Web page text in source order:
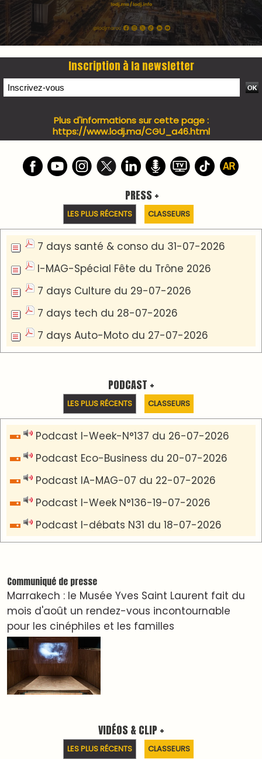
I-MAG-Spécial Fête du Trône 2026
7 days Culture du 29-07-2026
7 days Auto-Moto du 27-07-2026
PODCAST +
LES PLUS RÉCENTS CLASSEURS
Podcast I-Week-N°137 du 26-07-2026
Podcast Eco-Business du 20-07-2026
Podcast IA-MAG-07 du 22-07-2026
Podcast I-Week N°136-19-07-2026
Podcast I-débats N31 du 18-07-2026
Communiqué de presse
Marrakech : le Musée Yves Saint Laurent fait du
mois d'août un rendez-vous incontournable
LES PLUS RÉCENTS CLASSEURS
دِيمَا المَغرِب Clip
Clip : 🎵Allez, allez ! Ramenez-nous cette
🎵Bulldozer Blues
Clip : 🎵 LE BLUES DE L'IA
🎵 Ormuzera bien, qui ormuzera le dernier
Reportages
Nizar Baraka préside à Marrakech une rencontre
sur la régionalisation avancée et l’équité